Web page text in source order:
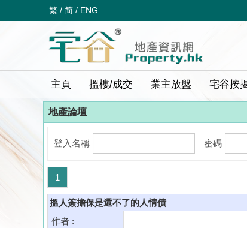
繁 / 简 / ENG
主頁 搵樓/成交 業主放盤 宅谷按
地產論壇
登入名稱 密碼
1
搵人簽擔保是還不了的人情債
作者 :